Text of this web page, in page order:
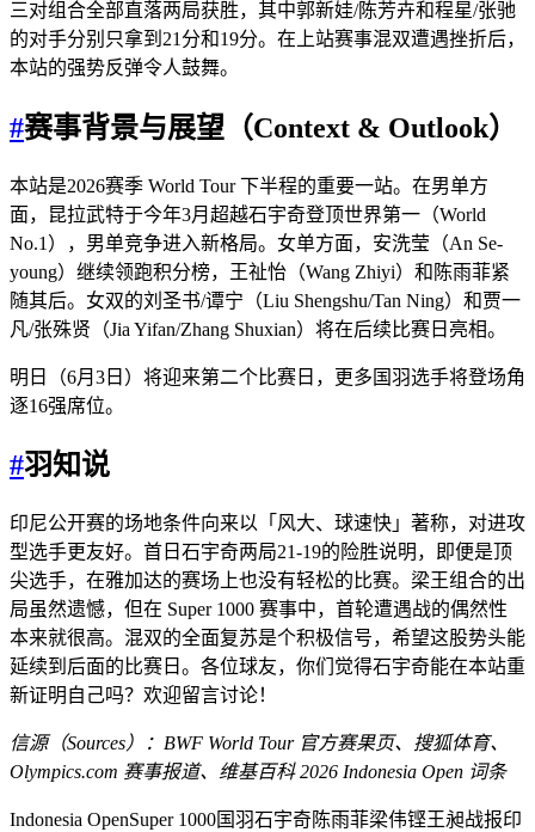
三对组合全部直落两局获胜，其中郭新娃/陈芳卉和程星/张驰
的对手分别只拿到21分和19分。在上站赛事混双遭遇挫折后，
本站的强势反弹令人鼓舞。
#赛事背景与展望（Context & Outlook）
本站是2026赛季 World Tour 下半程的重要一站。在男单方
面，昆拉武特于今年3月超越石宇奇登顶世界第一（World
No.1），男单竞争进入新格局。女单方面，安洗莹（An Se-
young）继续领跑积分榜，王祉怡（Wang Zhiyi）和陈雨菲紧
随其后。女双的刘圣书/谭宁（Liu Shengshu/Tan Ning）和贾一
凡/张殊贤（Jia Yifan/Zhang Shuxian）将在后续比赛日亮相。
明日（6月3日）将迎来第二个比赛日，更多国羽选手将登场角
逐16强席位。
#羽知说
印尼公开赛的场地条件向来以「风大、球速快」著称，对进攻
型选手更友好。首日石宇奇两局21-19的险胜说明，即便是顶
尖选手，在雅加达的赛场上也没有轻松的比赛。梁王组合的出
局虽然遗憾，但在 Super 1000 赛事中，首轮遭遇战的偶然性
本来就很高。混双的全面复苏是个积极信号，希望这股势头能
延续到后面的比赛日。各位球友，你们觉得石宇奇能在本站重
新证明自己吗？欢迎留言讨论！
信源（Sources）：BWF World Tour 官方赛果页、搜狐体育、
Olympics.com 赛事报道、维基百科 2026 Indonesia Open 词条
Indonesia OpenSuper 1000国羽石宇奇陈雨菲梁伟铿王昶战报印